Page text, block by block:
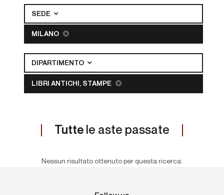
SEDE
MILANO
DIPARTIMENTO
LIBRI ANTICHI, STAMPE
Tutte le aste passate
Nessun risultato ottenuto per questa ricerca.